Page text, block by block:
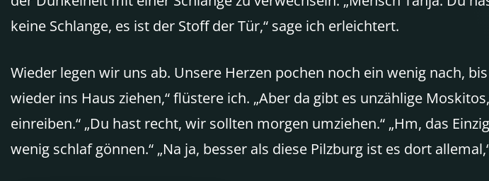
keine Schlange, es ist der Stoff der Tür,“ sage ich erleichtert.
Wieder legen wir uns ab. Unsere Herzen pochen noch ein wenig nach,
wieder ins Haus ziehen,“ flüstere ich. „Aber da gibt es unzählige
einreiben.“ „Du hast recht, wir sollten morgen umziehen.“ „Hm, das
wenig schlaf gönnen.“ „Na ja, besser als diese Pilzburg ist es dort